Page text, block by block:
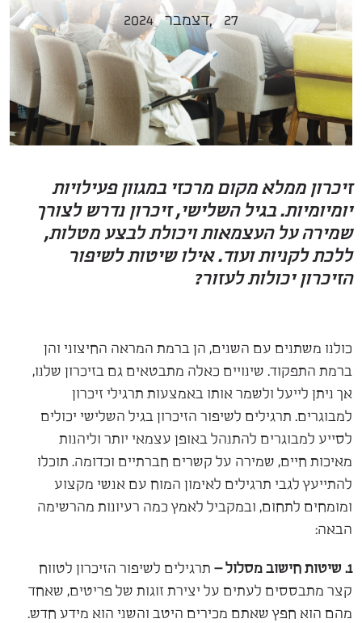
27 דצמבר, 2024
זיכרון ממלא מקום מרכזי במגוון פעילויות
יומיומיות. בגיל השלישי, זיכרון נדרש לצורך
שמירה על העצמאות ויכולת לבצע מטלות,
ללכת לקניות ועוד. אילו שיטות לשיפור
הזיכרון יכולות לעזור?
כולנו משתנים עם השנים, הן ברמת המראה החיצוני והן
ברמת התפקוד. שינויים כאלה מתבטאים גם בזיכרון שלנו,
אך ניתן לייעל ולשמר אותו באמצעות תרגילי זיכרון
למבוגרים. תרגילים לשיפור הזיכרון בגיל השלישי יכולים
לסייע למבוגרים להתנהל באופן עצמאי יותר וליהנות
מאיכות חיים, שמירה על קשרים חברתיים וכדומה. תוכלו
להתייעץ לגבי תרגילים לאימון המוח עם אנשי מקצוע
ומומחים לתחום, ובמקביל לאמץ כמה רעיונות מהרשימה
הבאה:
1. שיטות חישוב מסלול –
תרגילים לשיפור הזיכרון לטווח
קצר מתבססים לעתים על יצירת זוגות של פריטים, שאחד
מהם הוא חפץ שאתם מכירים היטב והשני הוא מידע חדש.